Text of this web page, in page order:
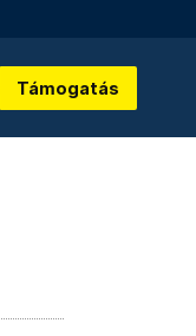
Támogatás